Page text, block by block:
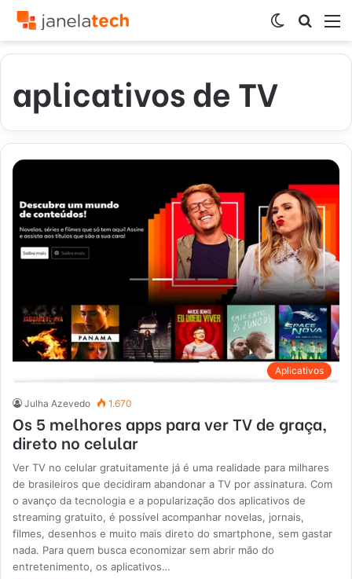
por
Switch
skin
aplicativos de TV
Aplicativos
Julha Azevedo 1.670
Os 5 melhores apps para ver TV de graça,
direto no celular
Ver TV no celular gratuitamente já é uma realidade para milhares
de brasileiros que decidiram abandonar a TV por assinatura. Com
o avanço da tecnologia e a popularização dos aplicativos de
streaming gratuito, é possível acompanhar novelas, jornais,
filmes, desenhos e muito mais direto do smartphone, sem gastar
nada. Para quem busca economizar sem abrir mão do
entretenimento, os aplicativos…